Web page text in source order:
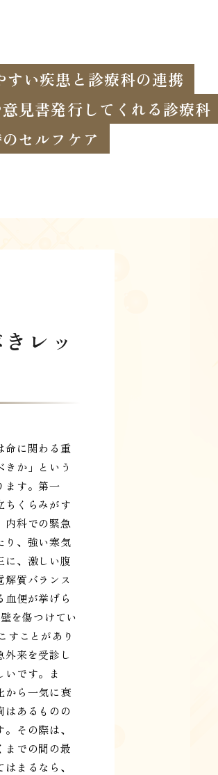
い疾患と診療科の連携
見書発行してくれる診療科
セルフケア
レッ
命に関わる重
か」という
ます。第一
ちくらみがす
内科での緊急
り、強い寒気
に、激しい腹
質バランス
便が挙げら
を傷つけてい
すことがあり
外来を受診し
です。ま
から一気に衰
はあるものの
その際は、
までの間の最
まるなら、